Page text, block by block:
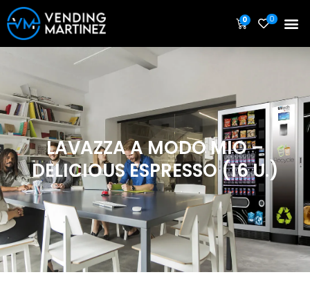
0 0
LAVAZZA A MODO MIO –
DELICIOUS ESPRESSO (16 U.)